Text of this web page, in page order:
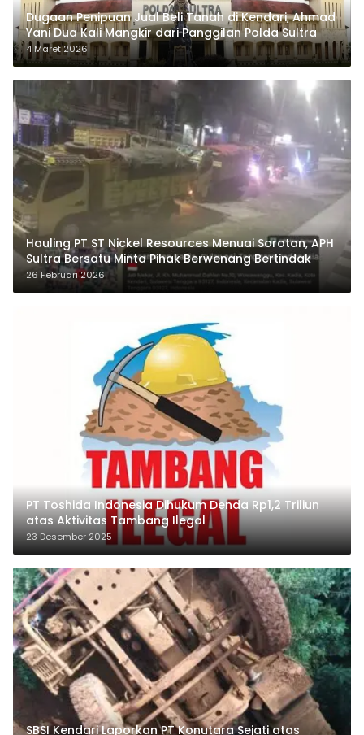
Dugaan Penipuan Jual Beli Tanah di Kendari, Ahmad
Yani Dua Kali Mangkir dari Panggilan Polda Sultra
4 Maret 2026
Hauling PT ST Nickel Resources Menuai Sorotan, APH
Sultra Bersatu Minta Pihak Berwenang Bertindak
26 Februari 2026
PT Toshida Indonesia Dihukum Denda Rp1,2 Triliun
atas Aktivitas Tambang Ilegal
23 Desember 2025
SBSI Kendari Laporkan PT Konutara Sejati atas